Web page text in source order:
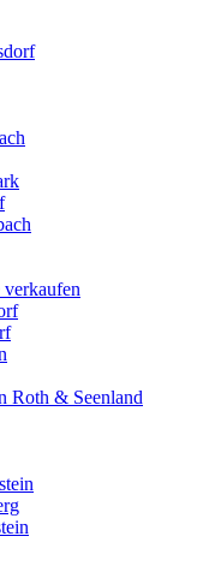
Roth & Seenland